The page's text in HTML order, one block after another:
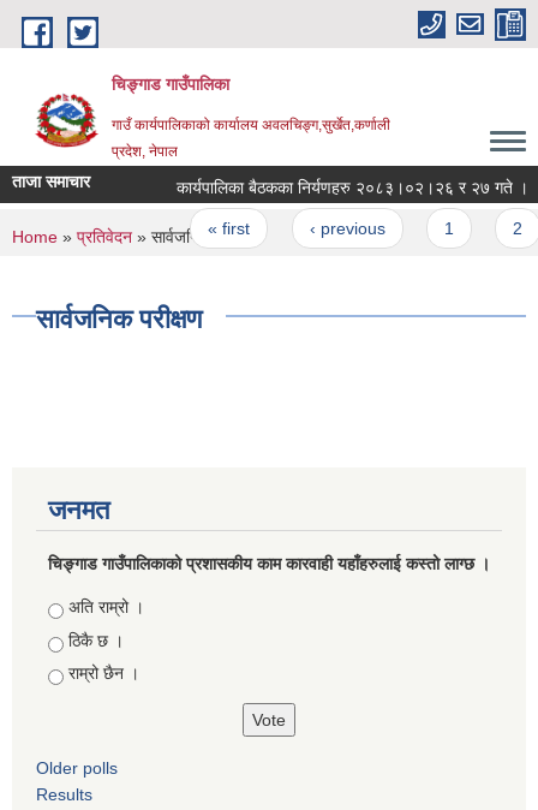
Skip to main content
चिङ्गाड गाउँपालिका
गाउँ कार्यपालिकाको कार्यालय अवलचिङ्ग,सुर्खेत,कर्णाली
प्रदेश, नेपाल
ताजा समाचार कार्यपालिका बैठकका निर्यणहरु २०८३।०२।२६ र २७ गते ।
Pages
« first ‹ previous
You are here
Home » प्रतिवेदन » सार्वजनिक परीक्षण
सार्वजनिक परीक्षण
जनमत
चिङ्गाड गाउँपालिकाको प्रशासकीय काम कारवाही यहाँहरुलाई कस्तो लाग्छ ।
Choices
अति राम्रो ।
ठिकै छ ।
राम्रो छैन ।
Older polls
Results